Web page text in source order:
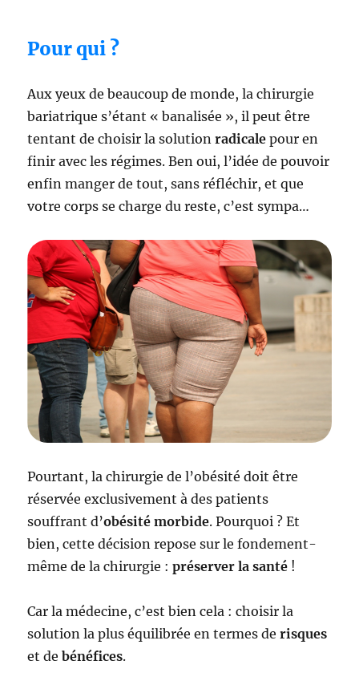
Pour qui ?
Aux yeux de beaucoup de monde, la chirurgie
bariatrique s’étant « banalisée », il peut être
tentant de choisir la solutionradicale pour en
finir avec les régimes. Ben oui, l’idée de pouvoir
enfin manger de tout, sans réfléchir, et que
votre corps se charge du reste, c’est sympa…
Pourtant, la chirurgie de l’obésité doit être
réservée exclusivement à des patients
souffrant d’obésité morbide. Pourquoi ? Et
bien, cette décision repose sur le fondement-
même de la chirurgie :préserver la santé !
Car la médecine, c’est bien cela : choisir la
solution la plus équilibrée en termes de risques
et debénéfices.